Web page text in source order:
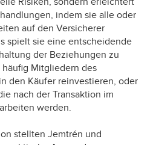
indem sie alle oder
auf den Versicherer
spielt sie eine entscheidende
der Beziehungen zu
Mitgliedern des
den Käufer reinvestieren, oder
nach der Transaktion im
werden.
stellten Jemtrén und